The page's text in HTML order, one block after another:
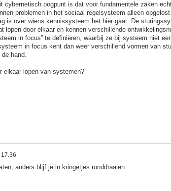
cybernetisch oogpunt is dat voor fundamentele zaken
problemen in het sociaal regelsysteem alleen opgelost
is over wiens kennissysteem het hier gaat. De
lopen door elkaar en kennen verschillende
in focus” te definiëren, waarbij ze bij systeem niet
in focus kent dan weer verschillend vormen van
hand.
elkaar lopen van systemen?
anders blijf je in kringetjes ronddraaien